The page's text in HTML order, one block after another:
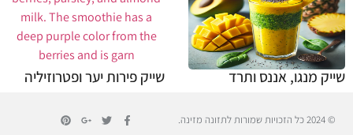
שייק מנגו, אננס ותרד שייק פירות יער ופטרוזיליה
© 2024 כל הזכויות שמורות לתזונה מזינה.